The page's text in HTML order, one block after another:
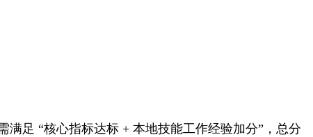
足 “核心指标达标 + 本地技能工作经验加分”，总分